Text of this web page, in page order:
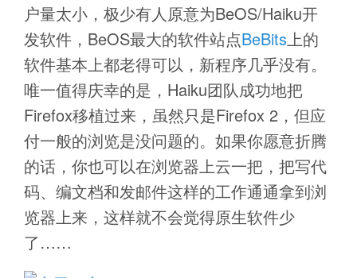
户量太小，极少有人原意为BeOS/Haiku开
发软件，BeOS最大的软件站点BeBits上的
软件基本上都老得可以，新程序几乎没有。
唯一值得庆幸的是，Haiku团队成功地把
Firefox移植过来，虽然只是Firefox 2，但应
付一般的浏览是没问题的。如果你愿意折腾
的话，你也可以在浏览器上云一把，把写代
码、编文档和发邮件这样的工作通通拿到浏
览器上来，这样就不会觉得原生软件少
了……